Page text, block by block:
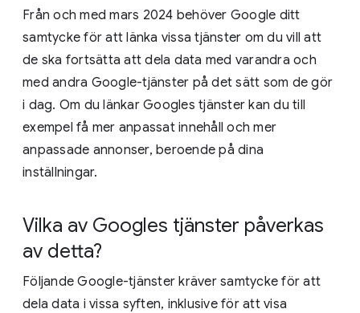
Från och med mars 2024 behöver Google ditt
samtycke för att länka vissa tjänster om du vill att
de ska fortsätta att dela data med varandra och
med andra Google-tjänster på det sätt som de gör
i dag. Om du länkar Googles tjänster kan du till
exempel få mer anpassat innehåll och mer
anpassade annonser, beroende på dina
inställningar.
Vilka av Googles tjänster påverkas
av detta?
Följande Google-tjänster kräver samtycke för att
dela data i vissa syften, inklusive för att visa